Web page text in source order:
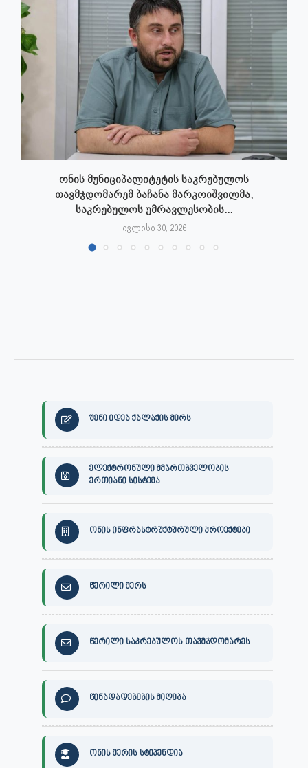
ონის მუნიციპალიტეტის საკრებულოს
თავმჯდომარემ ბაჩანა მარკოიშვილმა,
საკრებულოს უმრავლესობის...
ივლისი 30, 2026
შენი იდეა ქალაქის მერს
ელექტრონული მმართბველობის
ერთიანი სისტემა
ონის ინფრასტრუქტურული პროექტები
წერილი მერს
წერილი საკრებულოს თავმჯდომარეს
წინადადებების მიღება
ონის მერის სტიპენდია